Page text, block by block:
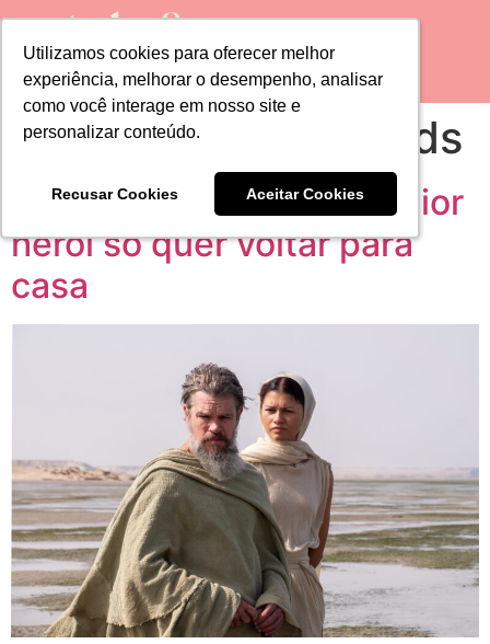
Utilizamos cookies para oferecer melhor
experiência, melhorar o desempenho, analisar
como você interage em nosso site e
personalizar conteúdo.
Recusar Cookies Aceitar Cookies
Utilizamos cookies para oferecer melhor
experiência, melhorar o desempenho, analisar
como você interage em nosso site e
personalizar conteúdo.
Recusar Cookies Aceitar Cookies
Tag:style and trends
A Odisseia: quando o maior
herói só quer voltar para
casa